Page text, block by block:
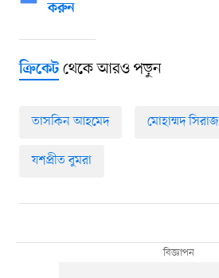
করুন
ক্রিকেটথেকে আরও পড়ুন
তাসকিন আহমেদ মোহাম্মদ সিরাজ
যশপ্রীত বুমরা